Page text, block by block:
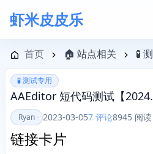
虾米皮皮乐
航菜单
首页 🏠 站点相关 🧪
🧪 测试专用
AAEditor 短代码测试【
Ryan 2023-03-057 评论8945 阅读
链接卡片